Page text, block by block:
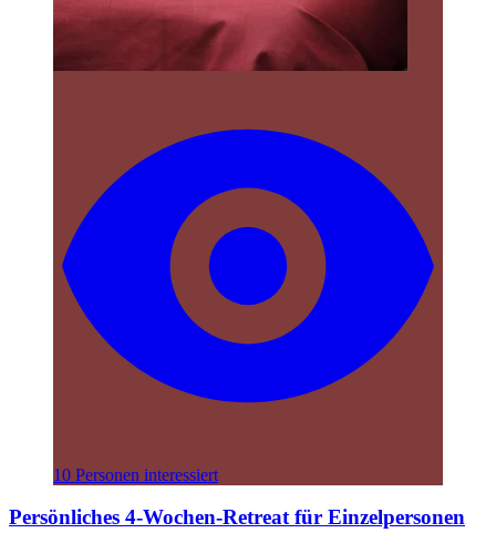
10 Personen interessiert
Persönliches 4-Wochen-Retreat für Einzelpersonen